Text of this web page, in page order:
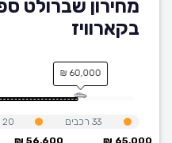
בקארוויז
60,000 ₪
20
56,600 ₪
33 רכבים
65,000 ₪